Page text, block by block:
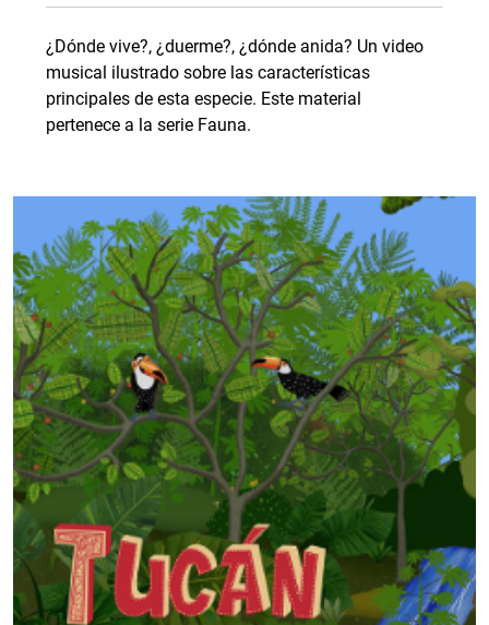
¿Dónde vive?, ¿duerme?, ¿dónde anida? Un video
musical ilustrado sobre las características
principales de esta especie. Este material
pertenece a la serie Fauna.